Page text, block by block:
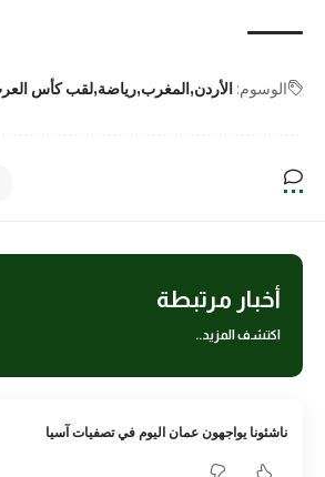
الوسوم: الأردن المغرب رياضة لقب كأس
أخبار مرتبطة
اكتشف المزيد..
ناشئونا يواجهون عمان اليوم في تصفيات آسيا